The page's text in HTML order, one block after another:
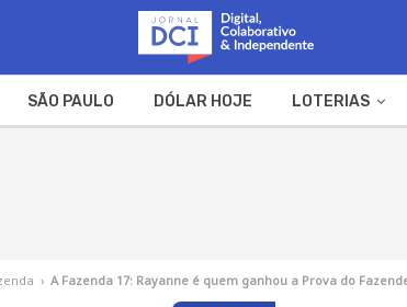
SÃO PAULO DÓLAR HOJE LOTERIAS
› A Fazenda 17: Rayanne é quem ganhou a Prova do